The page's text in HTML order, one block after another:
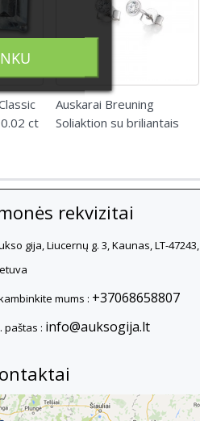
ct
Auskarai Breuning
Soliaktion su briliantais
rekvizitai
gija, Liucernų g. 3, Kaunas, LT-47243,
mums : +37068658807
paštas : info@auksogija.lt